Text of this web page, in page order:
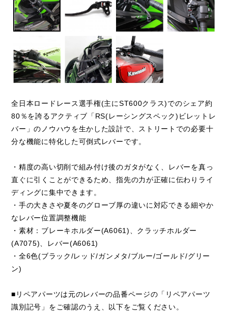
全日本ロードレース選手権(主にST600クラス)でのシェア約
80％を誇るアクティブ「RS(レーシングスペック)ビレットレ
バー」のノウハウを生かした設計で、ストリートでの必要十
分な機能に特化した可倒式レバーです。
・精度の高い切削で組み付け後のガタがなく、レバーを真っ
直ぐに引くことができるため、指先の力が正確に伝わりライ
ディングに集中できます。
・手の大きさや夏冬のグローブ厚の違いに対応できる細やか
なレバー位置調整機能
・素材：ブレーキホルダー(A6061)、クラッチホルダー
(A7075)、レバー(A6061)
・全6色(ブラック/レッド/ガンメタ/ブルー/ゴールド/グリー
ン)
■リペアパーツは元のレバーの品番ページの「リペアパーツ
識別記号」をご確認のうえ、以下をご覧ください。